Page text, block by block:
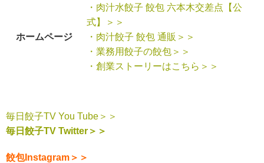
ホームページ
・肉汁水餃子 餃包 六本木交差点【公
式】＞＞
・肉汁餃子 餃包 通販＞＞
・業務用餃子の餃包＞＞
・創業ストーリーはこちら＞＞
毎日餃子TV You Tube＞＞
毎日餃子TV Twitter＞＞
餃包Instagram＞＞